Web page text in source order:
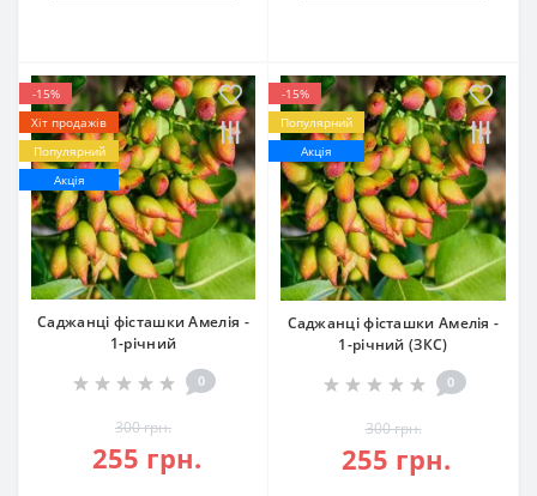
-15%
Хіт продажів
Популярний
Акція
Саджанці фісташки Амелія -
1-річний
0
300 грн.
255 грн.
-15%
Популярний
Акція
Саджанці фісташки Амелія -
1-річний (ЗКС)
0
300 грн.
255 грн.